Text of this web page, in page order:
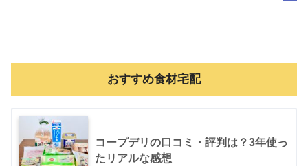
おすすめ食材宅配
コープデリの口コミ・評判は？3年使っ
たリアルな感想